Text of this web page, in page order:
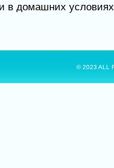
в домашних условиях
© 2023 ALL